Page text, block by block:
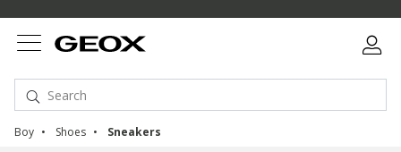
Boy Shoes Sneakers